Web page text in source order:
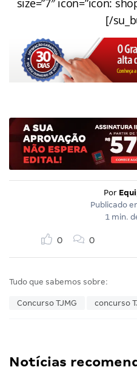
size=”7″ icon=”icon:
[/
Por
Publicado
1 min.
0 0
Tudo que sabemos sobre:
Concurso TJMG concurso
Notícias